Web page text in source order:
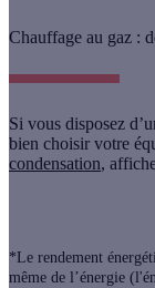
Chauffage au gaz :
Si vous disposez
bien choisir votre
condensation,
*Le rendement
même de l’énergie